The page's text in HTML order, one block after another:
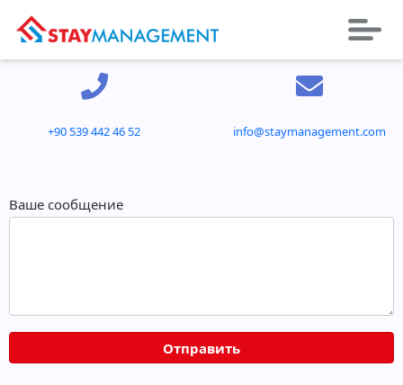
+90 539 442 46 52 info@staymanagement.com
Ваше сообщение